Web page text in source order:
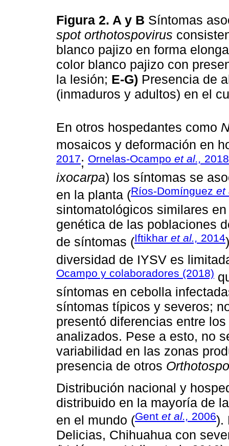
Figura 2. A y B Síntomas
spot orthotospovirus
blanco pajizo en forma
color blanco pajizo con
la lesión; E-G) Presencia de
(inmaduros y adultos) en el
En otros hospedantes como
mosaicos y deformación en
2017; Ornelas-Ocampo et al., 2018
ixocarpa) los síntomas se
en la planta (Ríos-Domínguez et
sintomatológicos similares
genética de las poblaciones
de síntomas (Iftikhar et al., 2014
diversidad de IYSV es
Ocampo y colaboradores (2018)
síntomas en cebolla
síntomas típicos y severos;
presentó diferencias entre
analizados. Pese a esto, no
variabilidad en las zonas
presencia de otros
Distribución nacional y
distribuido en la mayoría de
en el mundo (Gent et al., 2006).
Delicias, Chihuahua con